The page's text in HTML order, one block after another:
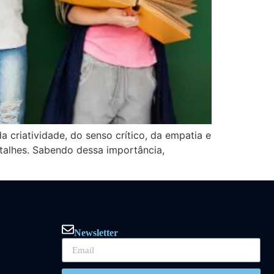
criatividade, do senso crítico, da empatia e
Sabendo dessa importância,
Newsletter